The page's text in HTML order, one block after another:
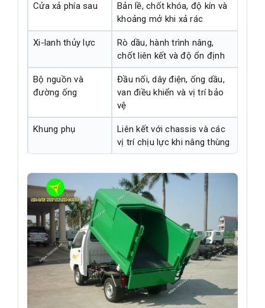
Cửa xả phía sau
Bản lề, chốt khóa, độ kín và
khoảng mở khi xả rác
Xi-lanh thủy lực
Rò dầu, hành trình nâng,
chốt liên kết và độ ổn định
Bộ nguồn và
đường ống
Đầu nối, dây điện, ống dầu,
van điều khiển và vị trí bảo
vệ
Khung phụ
Liên kết với chassis và các
vị trí chịu lực khi nâng thùng